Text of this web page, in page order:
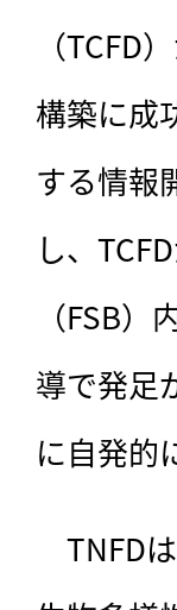
（TCFD
構築に成
する情報
し、
（FSB
導で発足
に自発的
TNFD